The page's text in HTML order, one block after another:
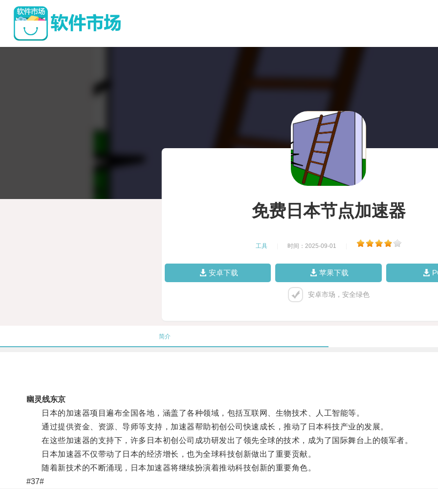
免费日本节点加速器
工具 时间：2025-09-01
安卓下载 苹果下载
安卓市场，安全绿色
简介
幽灵线东京
日本的加速器项目遍布全国各地，涵盖了各种领域，包括互联网、生物技术、人工智能等。
通过提供资金、资源、导师等支持，加速器帮助初创公司快速成长，推动了日本科技产业的发展。
在这些加速器的支持下，许多日本初创公司成功研发出了领先全球的技术，成为了国际舞台上的领军者。
日本加速器不仅带动了日本的经济增长，也为全球科技创新做出了重要贡献。
随着新技术的不断涌现，日本加速器将继续扮演着推动科技创新的重要角色。
#37#